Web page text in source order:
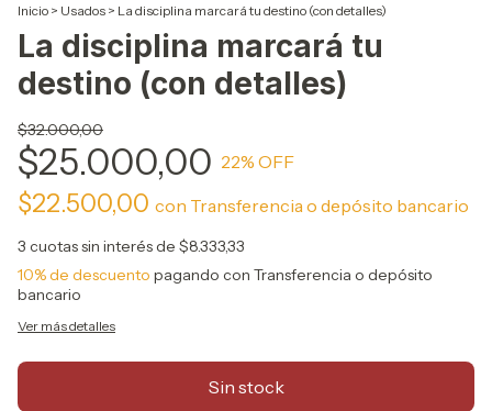
Inicio > Usados > La disciplina marcará tu destino (con detalles)
La disciplina marcará tu
destino (con detalles)
$32.000,00
$25.000,00 22% OFF
$22.500,00 con Transferencia o depósito bancario
3 cuotas sin interés de $8.333,33
10% de descuento pagando con Transferencia o depósito
bancario
Ver más detalles